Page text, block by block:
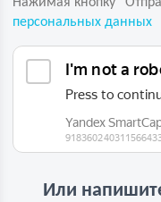
персональных данных
Или